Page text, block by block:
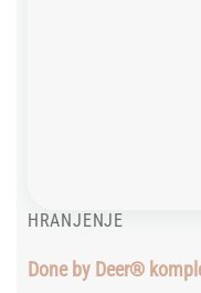
HRANJENJE
Done by Deer®